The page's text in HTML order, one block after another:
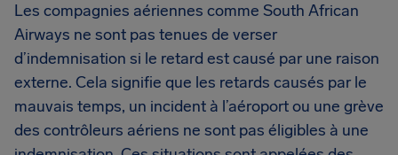
Les compagnies aériennes comme South African
Airways ne sont pas tenues de verser
d’indemnisation si le retard est causé par une raison
externe. Cela signifie que les retards causés par le
mauvais temps, un incident à l’aéroport ou une grève
des contrôleurs aériens ne sont pas éligibles à une